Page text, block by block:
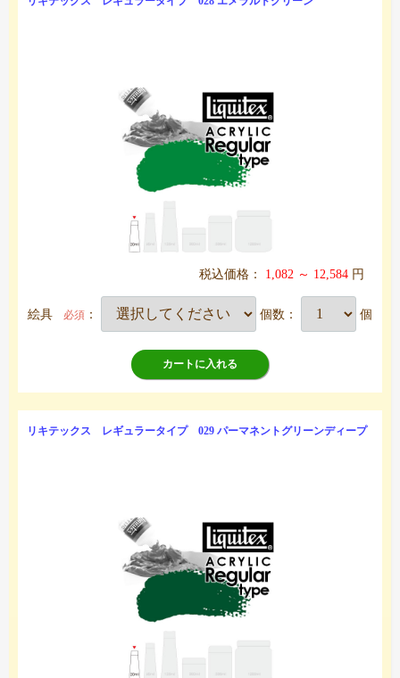
税込価格： 1,082 ～ 12,584 円
絵具 必須 ： 個数： 個
カートに入れる
リキテックス レギュラータイプ 029 パーマネントグリーンディープ